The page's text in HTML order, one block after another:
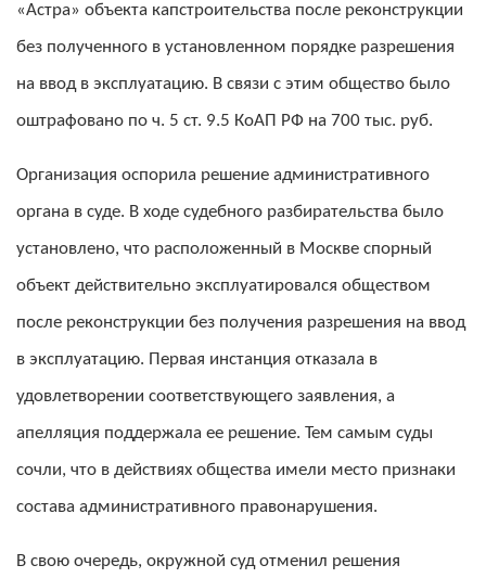
«Астра» объекта капстроительства после реконструкции
без полученного в установленном порядке разрешения
на ввод в эксплуатацию. В связи с этим общество было
оштрафовано по ч. 5 ст. 9.5 КоАП РФ на 700 тыс. руб.
Организация оспорила решение административного
органа в суде. В ходе судебного разбирательства было
установлено, что расположенный в Москве спорный
объект действительно эксплуатировался обществом
после реконструкции без получения разрешения на ввод
в эксплуатацию. Первая инстанция отказала в
удовлетворении соответствующего заявления, а
апелляция поддержала ее решение. Тем самым суды
сочли, что в действиях общества имели место признаки
состава административного правонарушения.
В свою очередь, окружной суд отменил решения